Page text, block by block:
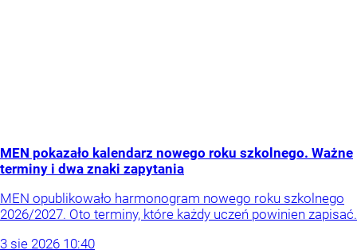
MEN pokazało kalendarz nowego roku szkolnego. Ważne
terminy i dwa znaki zapytania
MEN opublikowało harmonogram nowego roku szkolnego
2026/2027. Oto terminy, które każdy uczeń powinien zapisać.
3 sie 2026 10:40